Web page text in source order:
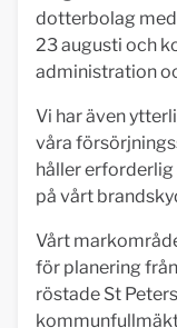
dotterbolag
23 augusti och
administration
Vi har även
våra
håller
på vårt
Vårt
för planering
röstade St